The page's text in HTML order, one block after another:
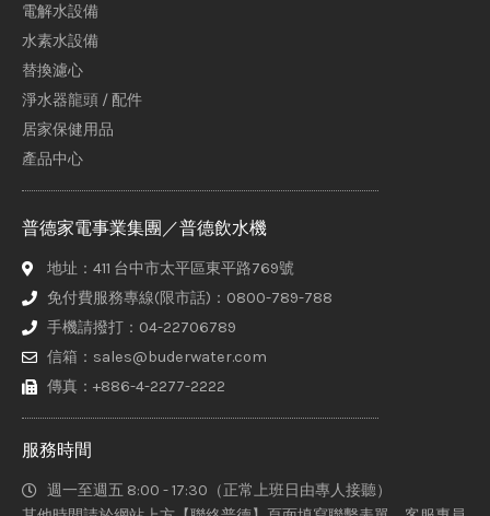
電解水設備
水素水設備
替換濾心
淨水器龍頭 / 配件
居家保健用品
產品中心
普德家電事業集團／普德飲水機
地址：411 台中市太平區東平路769號
免付費服務專線(限市話)：0800-789-788
手機請撥打：04-22706789
信箱：sales@buderwater.com
傳真：+886-4-2277-2222
服務時間
週一至週五 8:00 - 17:30（正常上班日由專人接聽）